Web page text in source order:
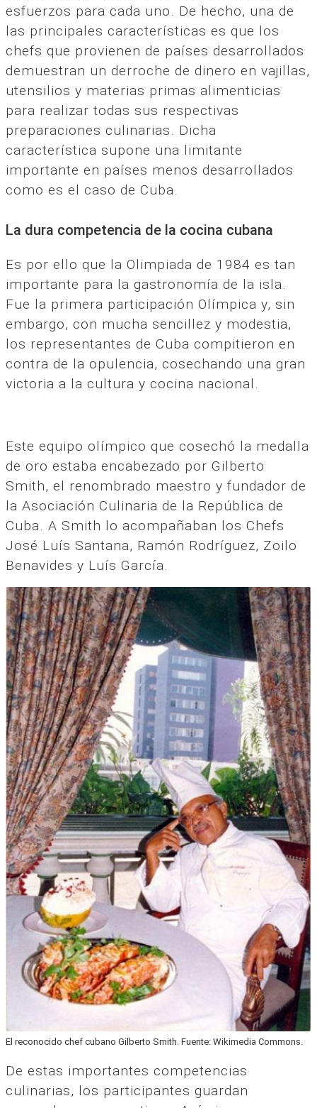
esfuerzos para cada uno. De hecho, una de
las principales características es que los
chefs que provienen de países desarrollados
demuestran un derroche de dinero en vajillas,
utensilios y materias primas alimenticias
para realizar todas sus respectivas
preparaciones culinarias. Dicha
característica supone una limitante
importante en países menos desarrollados
como es el caso de Cuba.
La dura competencia de la cocina cubana
Es por ello que la Olimpiada de 1984 es tan
importante para la gastronomía de la isla.
Fue la primera participación Olímpica y, sin
embargo, con mucha sencillez y modestia,
los representantes de Cuba compitieron en
contra de la opulencia, cosechando una gran
victoria a la cultura y cocina nacional.
Este equipo olímpico que cosechó la medalla
de oro estaba encabezado por Gilberto
Smith, el renombrado maestro y fundador de
la Asociación Culinaria de la República de
Cuba. A Smith lo acompañaban los Chefs
José Luís Santana, Ramón Rodríguez, Zoilo
Benavides y Luís García.
El reconocido chef cubano Gilberto Smith. Fuente: Wikimedia Commons.
De estas importantes competencias
culinarias, los participantes guardan